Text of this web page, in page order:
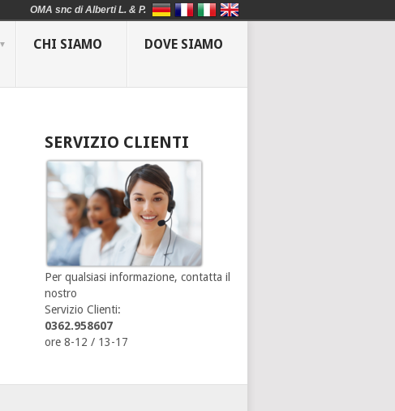
CHI SIAMO DOVE SIAMO
SERVIZIO CLIENTI
Per qualsiasi informazione, contatta il
nostro
Servizio Clienti:
0362.958607
ore 8-12 / 13-17
OMA snc di Alberti L. & P.